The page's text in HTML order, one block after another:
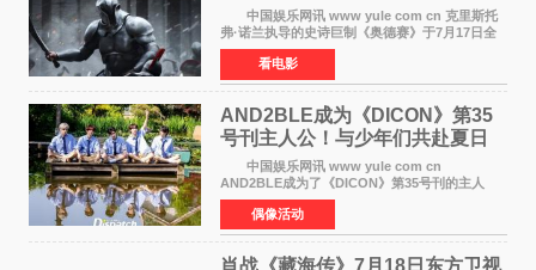
中国娱乐网讯 www yule com cn 克里斯托
弗·诺兰执导的史诗巨制《奥德赛》于7月17日全
球上映，首周末票房表现远超预期——北美首周
三天粗报1 245亿美元（开画3919馆），全球首周
2 641亿美元
看电影
AND2BLE成为《DICON》第35
号刊主人公！与少年们共赴夏日
之约
中国娱乐网讯 www yule com cn
AND2BLE成为了《DICON》第35号刊的主人
公，本期标题为And The Summer。作为出道后
首次担任杂志画报主角的完整体，AND2BLE用清
澈的少年感与全新的夏天相遇了
偶像活动
肖战《藏海传》7月18日东方卫视